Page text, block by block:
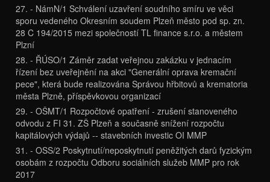
27. - NámN/1 Schválení uzavření soudního smíru ve věci
sporu vedeného Okresním soudem Plzeň město pod sp. zn.
28 C 194/2015 mezi společností TL finance s.r.o. a městem
Plzní
28. - ŘÚSO/1 Záměr zadat veřejnou zakázku v jednacím
řízení bez uveřejnění na akci "Generální oprava kremační
pece", která bude realizována Správou hřbitovů a krematoria
města Plzně, příspěvkovou organizací
29. - OŠMT/1 Rozpočtové opatření - zrušení stanoveného
odvodu z FI 31. ZŠ Plzeň a současně snížení rozpočtu
kapitálových výdajů -- stavebních investic OI MMP
31. - OSS/2 Poskytnutí/neposkytnutí peněžitých darů fyzickým
osobám z rozpočtu Odboru sociálních služeb MMP pro rok
2017